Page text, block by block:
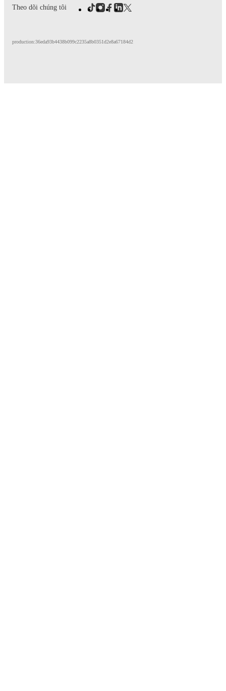
Theo dõi chúng tôi
production:36eda93b4438b099c2235a8b0351d2e8a67184d2